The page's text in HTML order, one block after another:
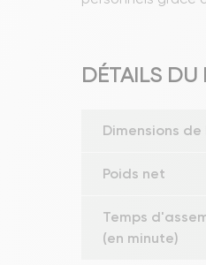
DÉTAILS DU
Dimensions
Poids net
Temps
(en minute)